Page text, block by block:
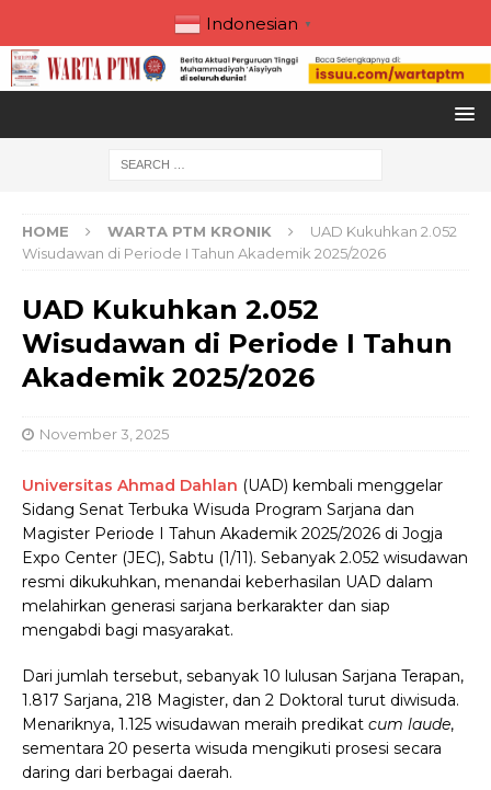
Indonesian ▼
HOME WARTA PTM KRONIK
UAD Kukuhkan 2.052
Wisudawan di Periode I Tahun Akademik 2025/2026
UAD Kukuhkan 2.052
Wisudawan di Periode I Tahun
Akademik 2025/2026
November 3, 2025
Universitas Ahmad Dahlan (UAD) kembali menggelar
Sidang Senat Terbuka Wisuda Program Sarjana dan
Magister Periode I Tahun Akademik 2025/2026 di Jogja
Expo Center (JEC), Sabtu (1/11). Sebanyak 2.052 wisudawan
resmi dikukuhkan, menandai keberhasilan UAD dalam
melahirkan generasi sarjana berkarakter dan siap
mengabdi bagi masyarakat.
Dari jumlah tersebut, sebanyak 10 lulusan Sarjana Terapan,
1.817 Sarjana, 218 Magister, dan 2 Doktoral turut diwisuda.
Menariknya, 1.125 wisudawan meraih predikat cum laude,
sementara 20 peserta wisuda mengikuti prosesi secara
daring dari berbagai daerah.